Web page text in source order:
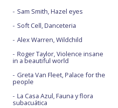
Sam Smith, Hazel eyes
Soft Cell, Danceteria
Alex Warren, Wildchild
Roger Taylor, Violence insane
in a beautiful world
Greta Van Fleet, Palace for the
people
La Casa Azul, Fauna y flora
subacuática